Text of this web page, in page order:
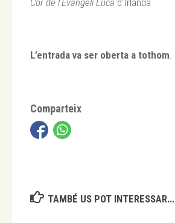
L’entrada va ser oberta a tothom.
Comparteix
TAMBÉ US POT INTERESSAR...